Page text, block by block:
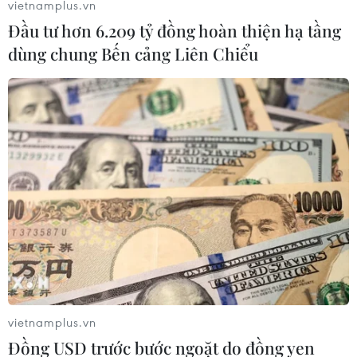
Quan hệ Đối tác chiến
lược toàn diện Việt Nam-Thái Lan
04/08/2026 23:22
Chỉ số sản xuất công
nghiệp tăng 11,4% trong 7 tháng qua
04/08/2026 23:09
Đầu tư của Việt Nam ra
nước ngoài trong 7 tháng đạt 2,36 tỷ
04/08/2026 23:08
vietnamplus.vn
Đầu tư hơn 6.209 tỷ đồng hoàn thiện hạ tầng
dùng chung Bến cảng Liên Chiểu
vietnamplus.vn
Đồng USD trước bước ngoặt do đồng yen